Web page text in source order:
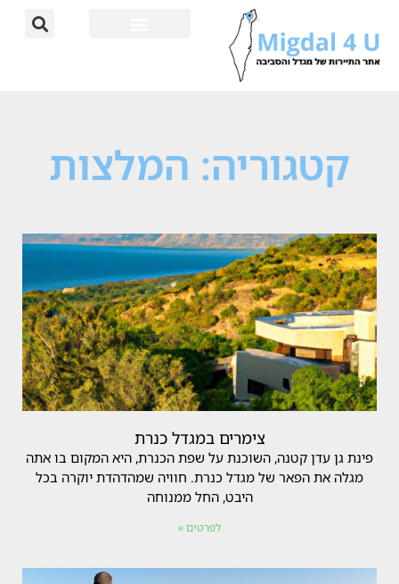
קטגוריה: המלצות
צימרים במגדל כנרת
פינת גן עדן קטנה, השוכנת על שפת הכנרת, היא המקום בו אתה
מגלה את הפאר של מגדל כנרת. חוויה שמהדהדת יוקרה בכל
היבט, החל ממנוחה
לפרטים »